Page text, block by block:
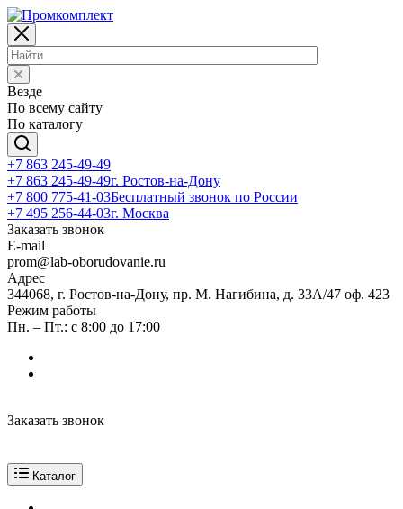
Везде
По всему сайту
По каталогу
+7 863 245-49-49
+7 863 245-49-49г. Ростов-на-Дону
+7 800 775-41-03Бесплатный звонок по России
+7 495 256-44-03г. Москва
Заказать звонок
E-mail
prom@lab-oborudovanie.ru
Адрес
344068, г. Ростов-на-Дону, пр. М. Нагибина, д. 33А/47 оф. 423
Режим работы
Пн. – Пт.: с 8:00 до 17:00
Заказать звонок
Каталог